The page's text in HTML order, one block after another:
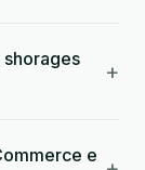
+
e